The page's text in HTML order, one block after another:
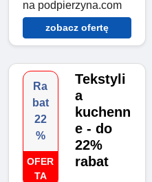
na podpierzyna.com
zobacz ofertę
Ra
bat
22
%
OFER
TA
Tekstyli
a
kuchenn
e - do
22%
rabat